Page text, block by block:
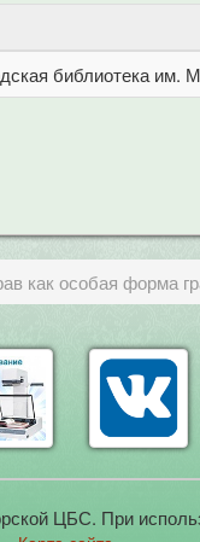
библиотека им.
как особая форма
ЦБС. При